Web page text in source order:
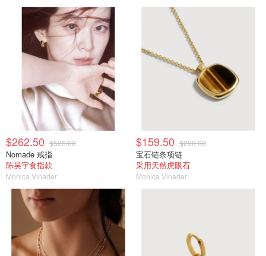
$262.50 $525.00
Nomade 戒指
陈昊宇食指款
Monica Vinader
$159.50 $290.00
宝石链条项链
采用天然虎眼石
Monica Vinader